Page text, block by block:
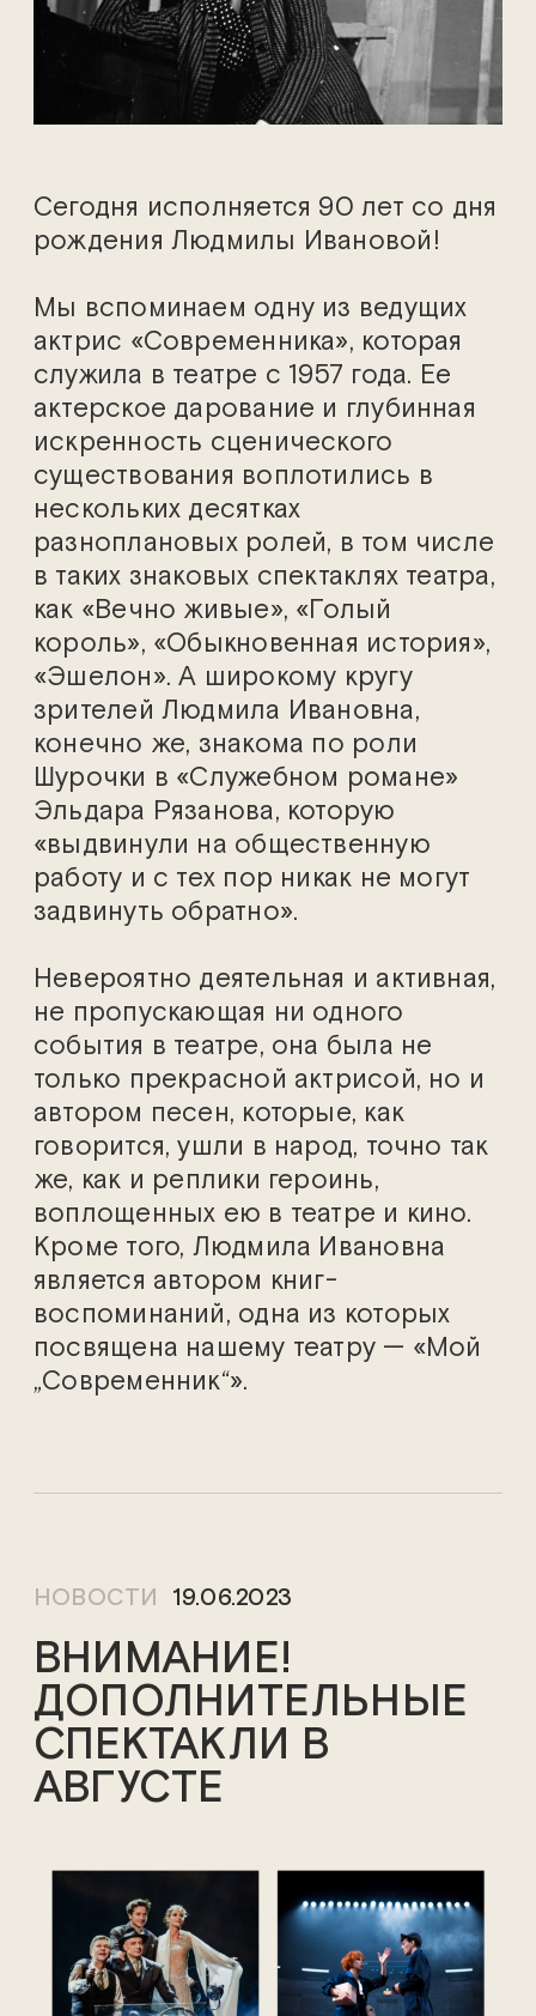
Сегодня исполняется 90 лет со дня
рождения Людмилы Ивановой!
Мы вспоминаем одну из ведущих
актрис «Современника», которая
служила в театре с 1957 года. Ее
актерское дарование и глубинная
искренность сценического
существования воплотились в
нескольких десятках
разноплановых ролей, в том числе
в таких знаковых спектаклях театра,
как «Вечно живые», «Голый
король», «Обыкновенная история»,
«Эшелон». А широкому кругу
зрителей Людмила Ивановна,
конечно же, знакома по роли
Шурочки в «Служебном романе»
Эльдара Рязанова, которую
«выдвинули на общественную
работу и с тех пор никак не могут
задвинуть обратно».
Невероятно деятельная и активная,
не пропускающая ни одного
события в театре, она была не
только прекрасной актрисой, но и
автором песен, которые, как
говорится, ушли в народ, точно так
же, как и реплики героинь,
воплощенных ею в театре и кино.
Кроме того, Людмила Ивановна
является автором книг-
воспоминаний, одна из которых
посвящена нашему театру — «Мой
„Современник“».
НОВОСТИ 19.06.2023
ВНИМАНИЕ!
ДОПОЛНИТЕЛЬНЫЕ
СПЕКТАКЛИ В
АВГУСТЕ